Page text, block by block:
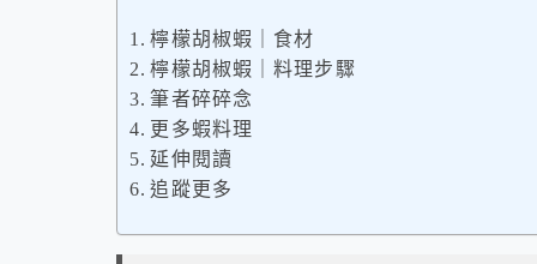
檸檬胡椒蝦｜食材
檸檬胡椒蝦｜料理步驟
筆者碎碎念
更多蝦料理
延伸閱讀
追蹤更多